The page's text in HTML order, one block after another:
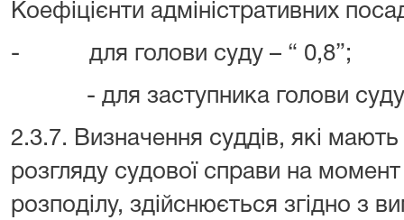
Коефіцієнти адміністративних
- для голови суду – “ 0,8”;
- для заступника голови суду
2.3.7. Визначення суддів, які
розгляду судової справи на
розподілу, здійснюється згідно з